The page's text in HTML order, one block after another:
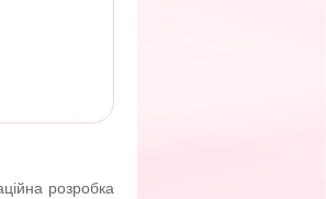
розробка